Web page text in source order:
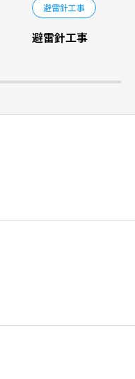
避雷針工事
避雷針工事